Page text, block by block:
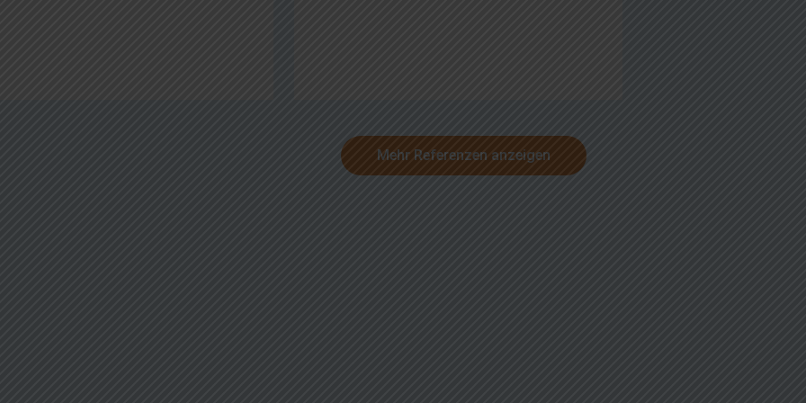
Mehr Referenzen anzeigen